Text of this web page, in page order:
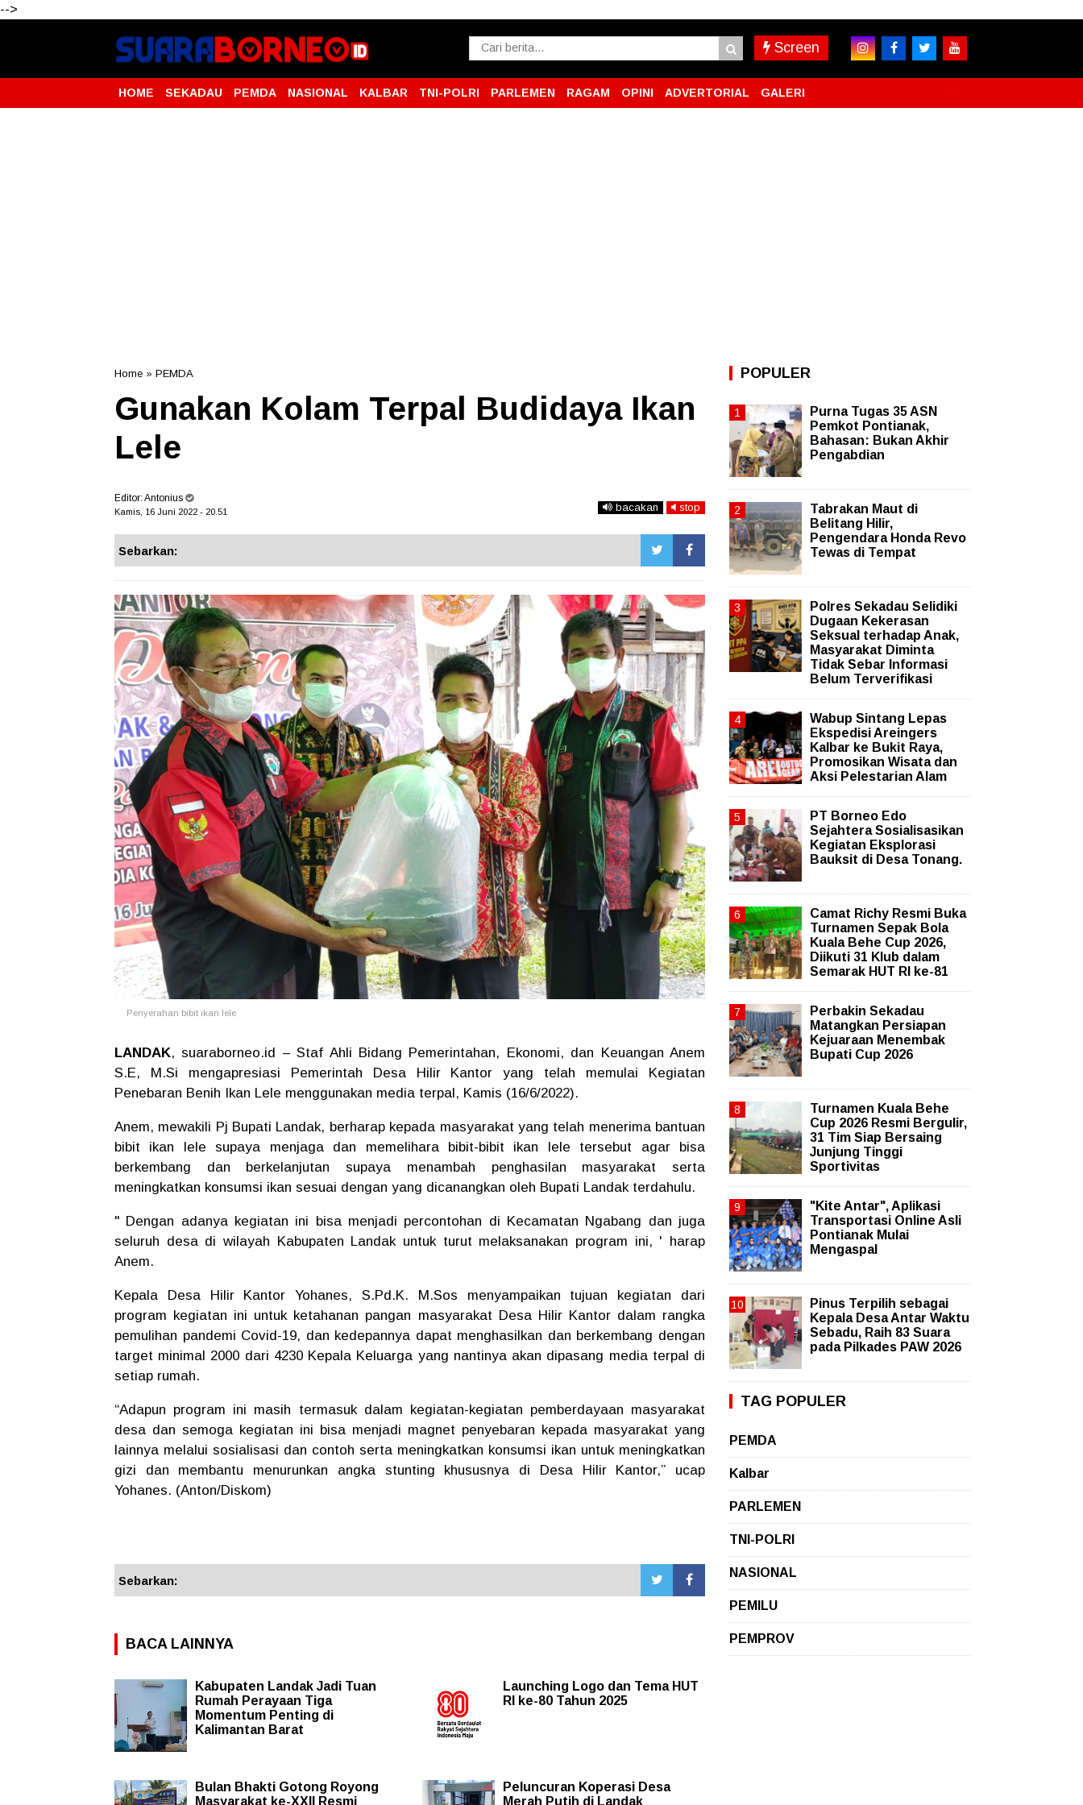
-->
Screen
HOME SEKADAU PEMDA NASIONAL KALBAR TNI-POLRI PARLEMEN RAGAM OPINI ADVERTORIAL GALERI
Home » PEMDA
Gunakan Kolam Terpal Budidaya Ikan
Lele
Editor: Antonius
Kamis, 16 Juni 2022 - 20.51 bacakan stop
Sebarkan:
Penyerahan bibit ikan lele
LANDAK, suaraborneo.id – Staf Ahli Bidang Pemerintahan, Ekonomi, dan Keuangan Anem
S.E, M.Si mengapresiasi Pemerintah Desa Hilir Kantor yang telah memulai Kegiatan
Penebaran Benih Ikan Lele menggunakan media terpal, Kamis (16/6/2022).
Anem, mewakili Pj Bupati Landak, berharap kepada masyarakat yang telah menerima bantuan
bibit ikan lele supaya menjaga dan memelihara bibit-bibit ikan lele tersebut agar bisa
berkembang dan berkelanjutan supaya menambah penghasilan masyarakat serta
meningkatkan konsumsi ikan sesuai dengan yang dicanangkan oleh Bupati Landak terdahulu.
" Dengan adanya kegiatan ini bisa menjadi percontohan di Kecamatan Ngabang dan juga
seluruh desa di wilayah Kabupaten Landak untuk turut melaksanakan program ini, ' harap
Anem.
Kepala Desa Hilir Kantor Yohanes, S.Pd.K. M.Sos menyampaikan tujuan kegiatan dari
program kegiatan ini untuk ketahanan pangan masyarakat Desa Hilir Kantor dalam rangka
pemulihan pandemi Covid-19, dan kedepannya dapat menghasilkan dan berkembang dengan
target minimal 2000 dari 4230 Kepala Keluarga yang nantinya akan dipasang media terpal di
setiap rumah.
“Adapun program ini masih termasuk dalam kegiatan-kegiatan pemberdayaan masyarakat
desa dan semoga kegiatan ini bisa menjadi magnet penyebaran kepada masyarakat yang
lainnya melalui sosialisasi dan contoh serta meningkatkan konsumsi ikan untuk meningkatkan
gizi dan membantu menurunkan angka stunting khususnya di Desa Hilir Kantor,” ucap
Yohanes. (Anton/Diskom)
Sebarkan:
BACA LAINNYA
Kabupaten Landak Jadi Tuan
Rumah Perayaan Tiga
Momentum Penting di
Kalimantan Barat
Launching Logo dan Tema HUT
RI ke-80 Tahun 2025
Bulan Bhakti Gotong Royong
Masyarakat ke-XXII Resmi
Peluncuran Koperasi Desa
Merah Putih di Landak
POPULER
Purna Tugas 35 ASN
Pemkot Pontianak,
Bahasan: Bukan Akhir
Pengabdian
Tabrakan Maut di
Belitang Hilir,
Pengendara Honda Revo
Tewas di Tempat
Polres Sekadau Selidiki
Dugaan Kekerasan
Seksual terhadap Anak,
Masyarakat Diminta
Tidak Sebar Informasi
Belum Terverifikasi
Wabup Sintang Lepas
Ekspedisi Areingers
Kalbar ke Bukit Raya,
Promosikan Wisata dan
Aksi Pelestarian Alam
PT Borneo Edo
Sejahtera Sosialisasikan
Kegiatan Eksplorasi
Bauksit di Desa Tonang.
Camat Richy Resmi Buka
Turnamen Sepak Bola
Kuala Behe Cup 2026,
Diikuti 31 Klub dalam
Semarak HUT RI ke-81
Perbakin Sekadau
Matangkan Persiapan
Kejuaraan Menembak
Bupati Cup 2026
Turnamen Kuala Behe
Cup 2026 Resmi Bergulir,
31 Tim Siap Bersaing
Junjung Tinggi
Sportivitas
"Kite Antar", Aplikasi
Transportasi Online Asli
Pontianak Mulai
Mengaspal
Pinus Terpilih sebagai
Kepala Desa Antar Waktu
Sebadu, Raih 83 Suara
pada Pilkades PAW 2026
TAG POPULER
PEMDA
Kalbar
PARLEMEN
TNI-POLRI
NASIONAL
PEMILU
PEMPROV